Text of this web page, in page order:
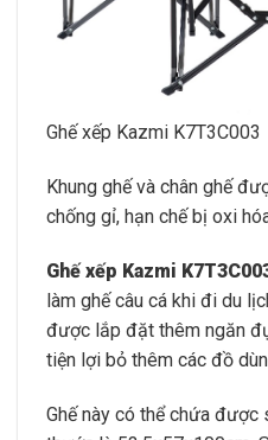
Ghế xếp Kazmi K7T3C003
Khung ghế và chân ghế
chống gỉ, hạn chế bị oxi
Ghế xếp Kazmi
làm ghế câu cá khi đi du
được lắp đặt thêm ngăn
tiện lợi bỏ thêm các đồ
Ghế này có thể chứa